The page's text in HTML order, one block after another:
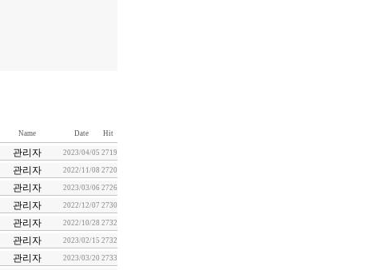
Name Date Hit
관리자 2023/04/05 2719
관리자 2022/11/08 2720
관리자 2023/03/06 2726
관리자 2022/12/07 2730
관리자 2022/10/28 2732
관리자 2023/02/15 2732
관리자 2023/03/20 2733